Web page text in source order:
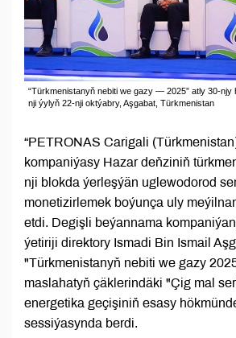
“Türkmenistanyň nebiti we gazy — 2025” atly 30-njy
nji ýylyň 22-nji oktýabry, Aşgabat, Türkmenistan
“PETRONAS Carigali
kompaniýasy Hazar deňziniň
nji blokda ýerleşýän uglewodorod
monetizirlemek boýunça uly
etdi. Degişli beýannama
ýetiriji direktory Ismadi Bin Ismail
"Türkmenistanyň nebiti we gazy
maslahatyň çäklerindäki "Çig mal
energetika geçişiniň esasy
sessiýasynda berdi.